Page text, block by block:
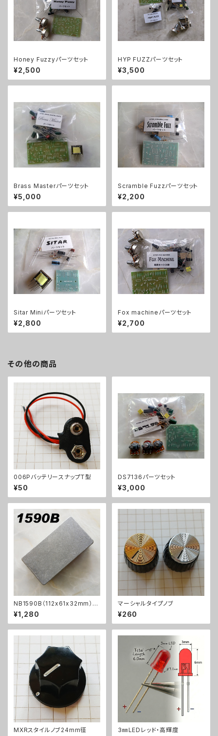
Honey Fuzzyパーツセット
¥2,500
HYP FUZZパーツセット
¥3,500
Brass Masterパーツセット
¥5,000
Scramble Fuzzパーツセット
¥2,200
Sitar Miniパーツセット
¥2,800
Fox machineパーツセット
¥2,700
その他の商品
006PバッテリースナップT型
¥50
DS7136パーツセット
¥3,000
NB1590B（112x61x32mm）ア
ルミダイキャストケース
¥1,280
マーシャルタイプノブ
¥260
MXRスタイルノブ24mm径 3㎜LEDレッド・高輝度